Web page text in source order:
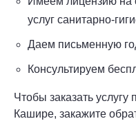
услуг санитарно-
Даем письменную
Консультируем
Чтобы заказать
Кашире, закажите